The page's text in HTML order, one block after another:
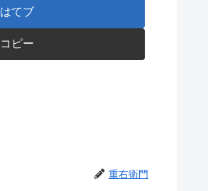
はてブ
コピー
重右衛門